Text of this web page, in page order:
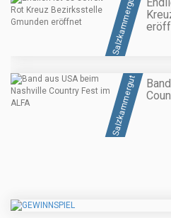
Salzkammergut
Salzkammergut